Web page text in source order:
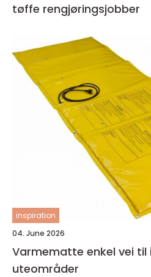
tøffe rengjøringsjobber
inspiration
04. June 2026
Varmematte enkel vei til isfrie og trygge
uteområder